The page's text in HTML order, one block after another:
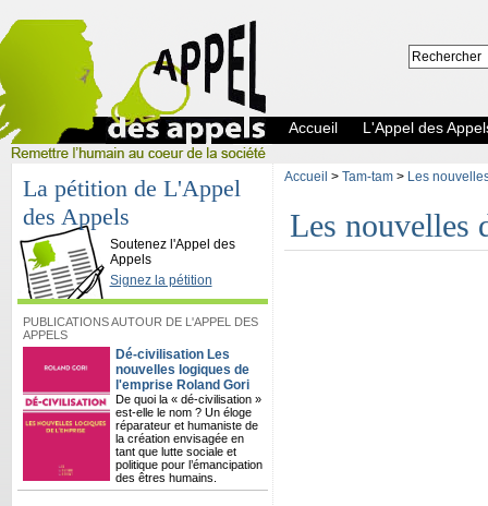
L'Appel des Appels
Accueil L'Appel des
La pétition de L'Appel
des Appels
Soutenez l'Appel des
Appels
Signez la pétition
PUBLICATIONS AUTOUR DE L'APPEL DES
APPELS
Dé-civilisation Les
nouvelles logiques de
l'emprise Roland Gori
De quoi la « dé-civilisation »
est-elle le nom ? Un éloge
réparateur et humaniste de
la création envisagée en
tant que lutte sociale et
politique pour l’émancipation
des êtres humains.
Accueil > Tam-tam> Les
Les nouvelles